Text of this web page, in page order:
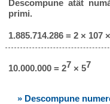
Descompune atât
primi.
1.885.714.286 = 2 × 107
10.000.000 = 27 × 57
» Descompune